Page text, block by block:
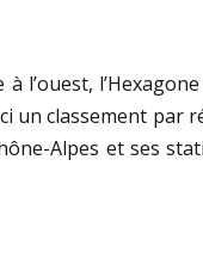
l’ouest,
classement par
Alpes et ses